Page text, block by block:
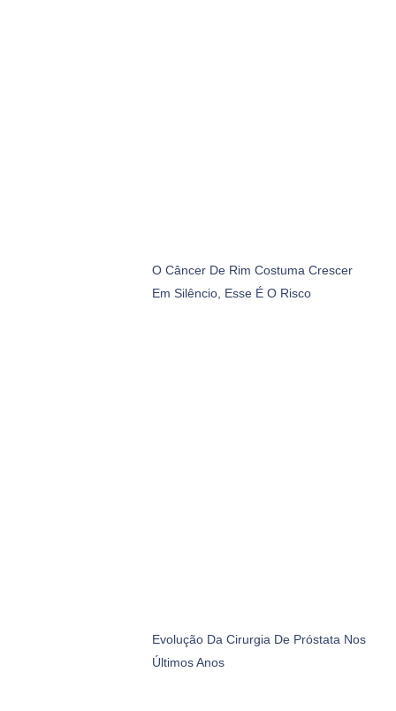
O Câncer De Rim Costuma Crescer
Em Silêncio, Esse É O Risco
Evolução Da Cirurgia De Próstata Nos
Últimos Anos